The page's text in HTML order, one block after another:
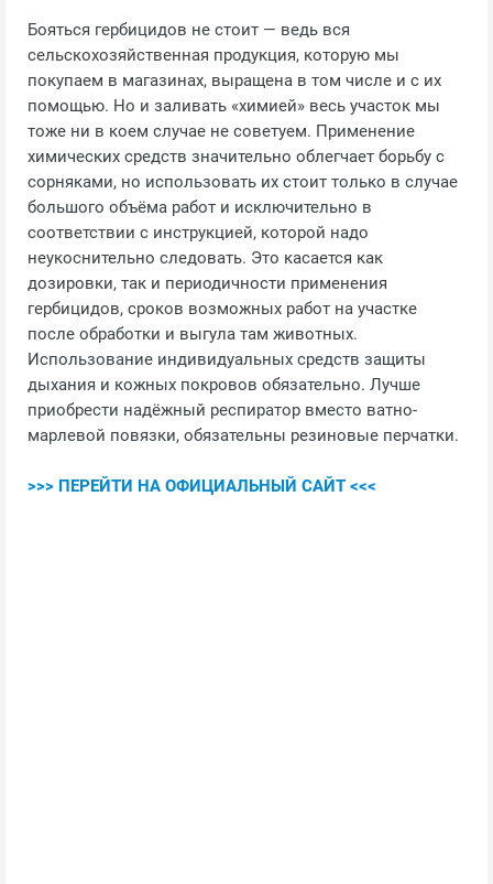
Бояться гербицидов не стоит — ведь вся
сельскохозяйственная продукция, которую мы
покупаем в магазинах, выращена в том числе и с их
помощью. Но и заливать «химией» весь участок мы
тоже ни в коем случае не советуем. Применение
химических средств значительно облегчает борьбу с
сорняками, но использовать их стоит только в случае
большого объёма работ и исключительно в
соответствии с инструкцией, которой надо
неукоснительно следовать. Это касается как
дозировки, так и периодичности применения
гербицидов, сроков возможных работ на участке
после обработки и выгула там животных.
Использование индивидуальных средств защиты
дыхания и кожных покровов обязательно. Лучше
приобрести надёжный респиратор вместо ватно-
марлевой повязки, обязательны резиновые перчатки.
>>> ПЕРЕЙТИ НА ОФИЦИАЛЬНЫЙ САЙТ <<<